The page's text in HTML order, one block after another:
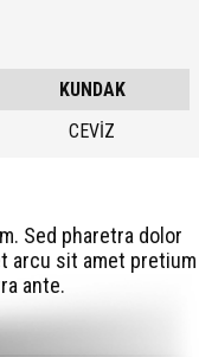
KUNDAK
CEVİZ
Sed pharetra dolor
arcu sit amet pretium
ante.